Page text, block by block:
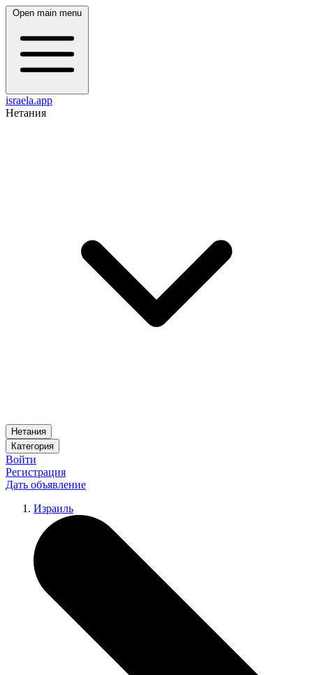
Open main menu
israela.app
Нетания
Нетания
Категория
Войти
Регистрация
Дать объявление
Израиль